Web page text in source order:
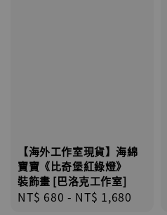
【海外工作室現貨】海綿
寶寶《比奇堡紅綠燈》
裝飾畫 [巴洛克工作室]
Regular
NT$ 680 - NT$ 1,680